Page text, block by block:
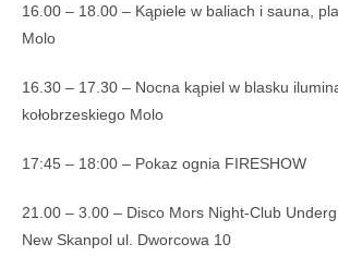
16.00 – 18.00 – Kąpiele w baliach i sauna,
Molo
16.30 – 17.30 – Nocna kąpiel w blasku
kołobrzeskiego Molo
17:45 – 18:00 – Pokaz ognia FIRESHOW
21.00 – 3.00 – Disco Mors Night-Club
New Skanpol ul. Dworcowa 10